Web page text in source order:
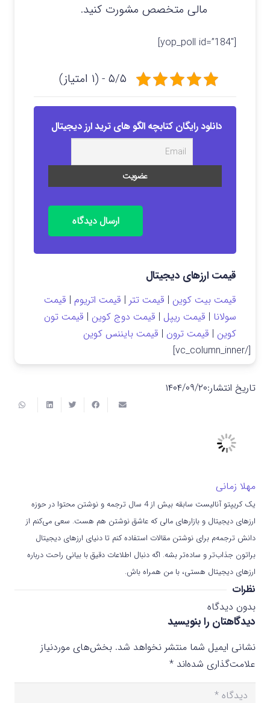
مالی متخصص مشورت کنید.
[yop_poll id=”184″]
۵/۵ - (۱ امتیاز)
دانلود رایگان کتابچه الگو های ترید ارز دیجیتال
ارسال دیدگاه
قیمت ارزهای دیجیتال
قیمت بیت کوین | قیمت تتر | قیمت اتریوم | قیمت
سولانا | قیمت ریپل | قیمت دوج کوین | قیمت تون
کوین | قیمت ترون | قیمت بایننس کوین
[/vc_column_inner]
تاریخ انتشار:۱۴۰۴/۰۹/۲۰
مهلا زمانی
یک کریپتو آنالیست سابقه بیش از 4 سال ترجمه و نوشتن محتوا در حوزه
ارزهای دیجیتال و بازارهای مالی که عاشق نوشتن هم هست. سعی می‌کنم از
دانش ترجمه‌م برای نوشتن مقالات استفاده کنم تا دنیای ارزهای دیجیتال
براتون جذاب‌تر و ساده‌تر بشه. اگه دنبال اطلاعات دقیق با بیانی راحت درباره
ارزهای دیجیتال هستی، با من همراه باش.
نظرات
بدون دیدگاه
دیدگاهتان را بنویسید
نشانی ایمیل شما منتشر نخواهد شد. بخش‌های موردنیاز
علامت‌گذاری شده‌اند *